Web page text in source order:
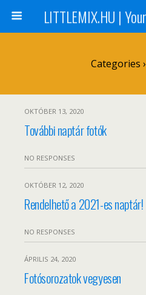
Categories ›
OKTÓBER 13, 2020
További naptár fotók
NO RESPONSES
OKTÓBER 12, 2020
Rendelhető a 2021-es naptár!
NO RESPONSES
ÁPRILIS 24, 2020
Fotósorozatok vegyesen